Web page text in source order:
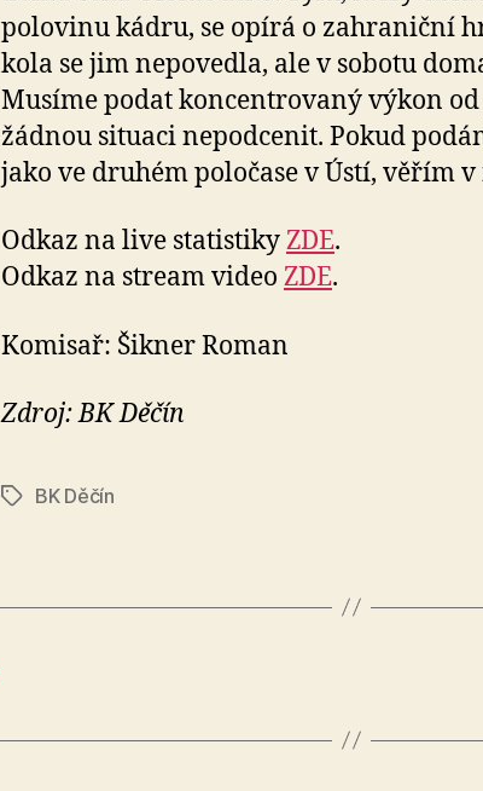
polovinu kádru, se opírá o zahraniční
kola se jim nepovedla, ale v sobotu
Musíme podat koncentrovaný výkon
žádnou situaci nepodcenit. Pokud
jako ve druhém poločase v Ústí, věřím v
Odkaz na live statistikyZDE.
Odkaz na stream video ZDE.
Komisař: Šikner Roman
Zdroj: BK Děčín
ŠtítkyBK Děčín